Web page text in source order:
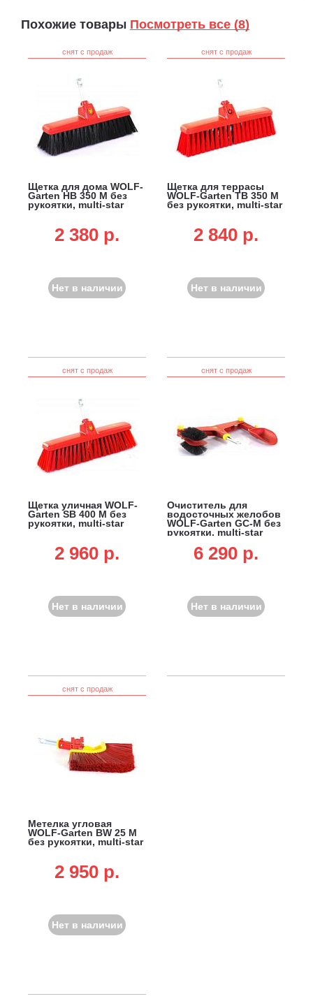
Похожие товары Посмотреть все (8)
снят с продаж
Щетка для дома WOLF-
Garten HB 350 M без
рукоятки, multi-star
2 380 p.
Нет в наличии
снят с продаж
Щетка для террасы
WOLF-Garten TB 350 M
без рукоятки, multi-star
2 840 p.
Нет в наличии
снят с продаж
Щетка уличная WOLF-
Garten SB 400 M без
рукоятки, multi-star
2 960 p.
Нет в наличии
снят с продаж
Очиститель для
водосточных желобов
WOLF-Garten GC-M без
рукоятки, multi-star
6 290 p.
Нет в наличии
снят с продаж
Метелка угловая
WOLF-Garten BW 25 M
без рукоятки, multi-star
2 950 p.
Нет в наличии